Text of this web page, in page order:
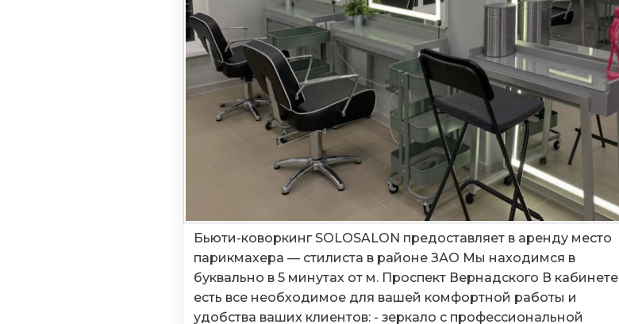
Бьюти-коворкинг SOLOSALON предоставляет в аренду место
парикмахера — стилиста в районе ЗАО Мы находимся в
буквально в 5 минутах от м. Проспект Вернадского В кабинете
есть все необходимое для вашей комфортной работы и
удобства ваших клиентов: - зеркало с профессиональной